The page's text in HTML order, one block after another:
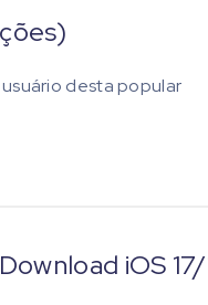
desta popular
iOS 17/